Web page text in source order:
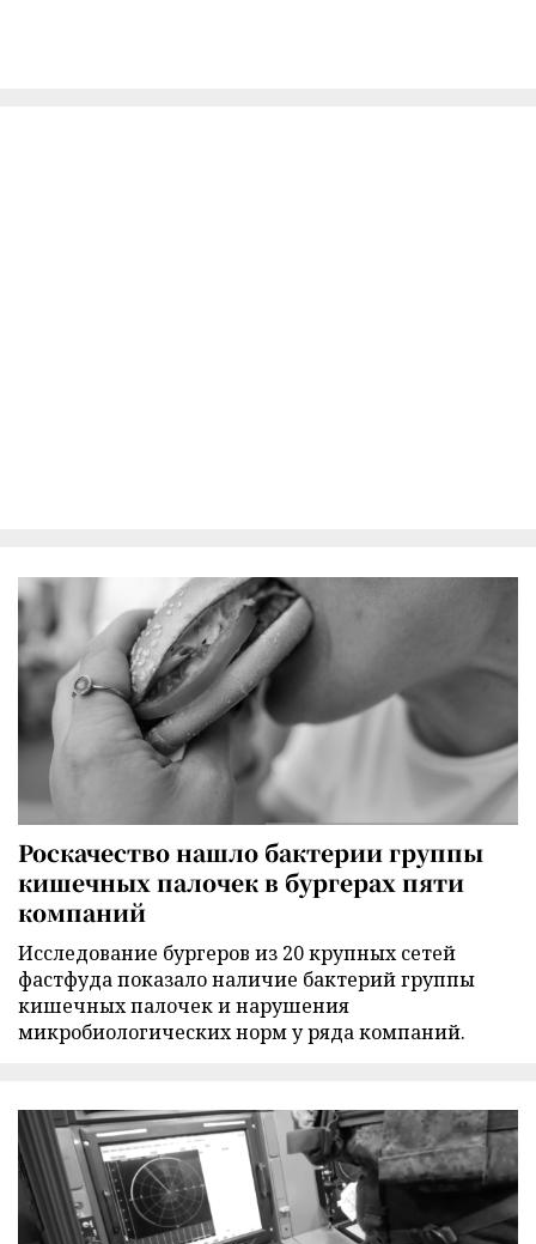
Роскачество нашло бактерии группы
кишечных палочек в бургерах пяти
компаний
Исследование бургеров из 20 крупных сетей
фастфуда показало наличие бактерий группы
кишечных палочек и нарушения
микробиологических норм у ряда компаний.